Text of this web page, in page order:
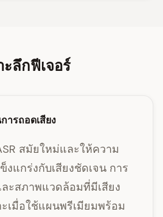
ะลึกฟีเจอร์
ารถอดเสียง
สมัยใหม่และให้ความ
แกร่งกับเสียงชัดเจน การ
ะสภาพแวดล้อมที่มีเสียง
เมื่อใช้แผนพรีเมียมพร้อม